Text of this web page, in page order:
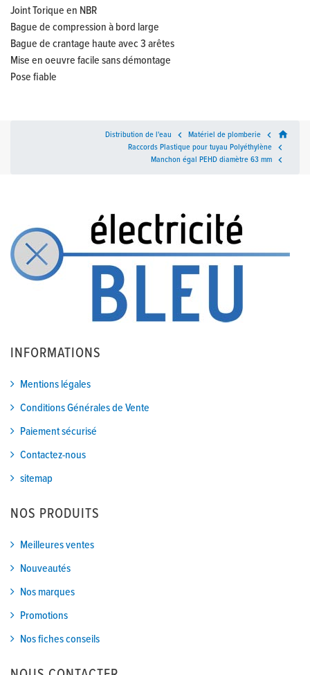
Joint Torique en NBR
Bague de compression à bord large
Bague de crantage haute avec 3 arêtes
Mise en oeuvre facile sans démontage
Pose fiable
home

Matériel de plomberie

Distribution de l'eau

Raccords Plastique pour tuyau Polyéthylène

Manchon égal PEHD diamètre 63 mm
INFORMATIONS
Mentions légales
Conditions Générales de Vente
Paiement sécurisé
Contactez-nous
sitemap
NOS PRODUITS
Meilleures ventes
Nouveautés
Nos marques
Promotions
Nos fiches conseils